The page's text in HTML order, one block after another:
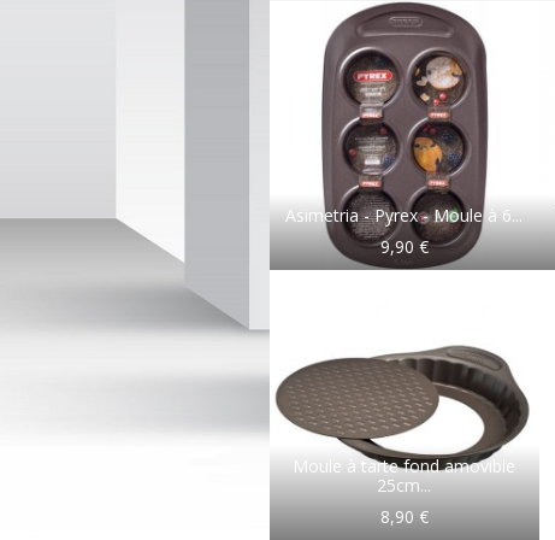
Asimetria - Pyrex - Moule à 6...
9,90 €
Moule à tarte fond amovible
25cm...
8,90 €